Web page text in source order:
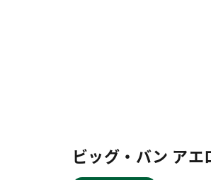
ビッグ・バン ア